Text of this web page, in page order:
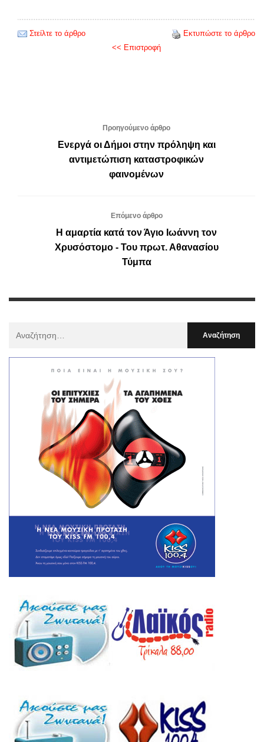
Στείλτε το άρθρο
Εκτυπώστε το άρθρο
<< Επιστροφή
Προηγούμενο άρθρο
Ενεργά οι Δήμοι στην πρόληψη και
αντιμετώπιση καταστροφικών
φαινομένων
Επόμενο άρθρο
Η αμαρτία κατά τον Άγιο Ιωάννη τον
Χρυσόστομο - Του πρωτ. Αθανασίου
Τύμπα
: